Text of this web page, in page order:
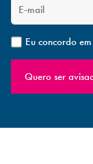
Eu concordo
Quero ser